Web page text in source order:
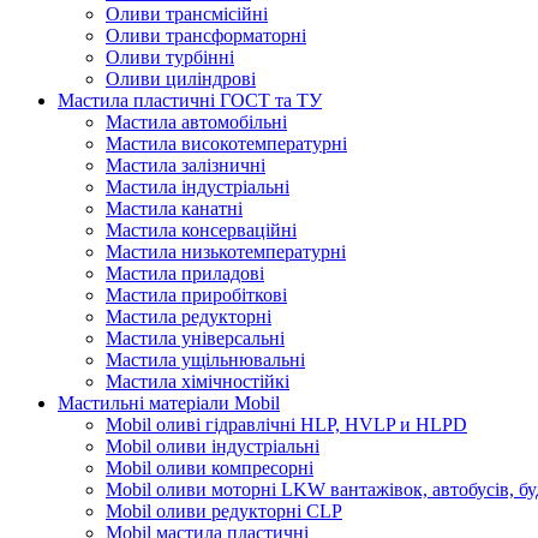
Оливи трансмісійні
Оливи трансформаторні
Оливи турбінні
Оливи циліндрові
Мастила пластичні ГОСТ та ТУ
Мастила автомобільні
Мастила високотемпературні
Мастила залізничні
Мастила індустріальні
Мастила канатні
Мастила консерваційні
Мастила низькотемпературні
Мастила приладові
Мастила приробіткові
Мастила редукторні
Мастила універсальні
Мастила ущільнювальні
Мастила хімічностійкі
Мастильні матеріали Mobil
Mobil оливі гідравлічні HLP, HVLP и HLPD
Mobil оливи індустріальні
Mobil оливи компресорні
Mobil оливи моторні LKW вантажівок, автобусів,
Mobil оливи редукторні CLP
Mobil мастила пластичні